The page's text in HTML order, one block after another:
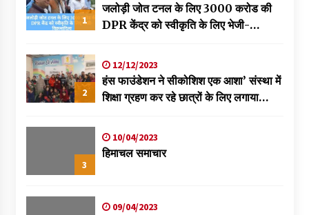
1
जलोड़ी जोत टनल के लिए 3000 करोड की
DPR केंद्र को स्वीकृति के लिए भेजी-
2
12/12/2023
हंस फाउंडेशन ने सीकोशिश एक आशा’ संस्था में
शिक्षा ग्रहण कर रहे छात्रों के लिए लगाया
3
10/04/2023
हिमाचल समाचार
09/04/2023